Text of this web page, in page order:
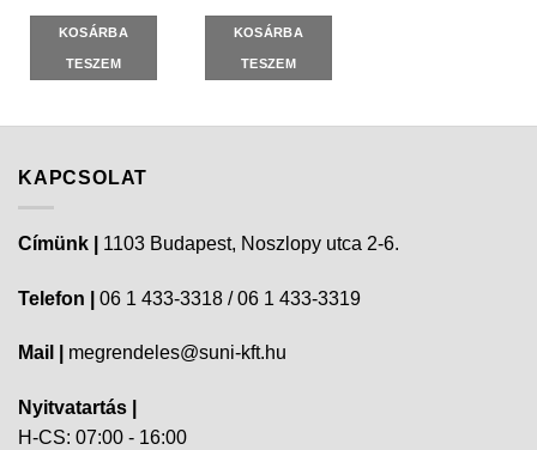
KOSÁRBA
TESZEM
KOSÁRBA
TESZEM
KAPCSOLAT
Címünk | 1103 Budapest, Noszlopy utca 2-6.
Telefon | 06 1 433-3318 / 06 1 433-3319
Mail | megrendeles@suni-kft.hu
Nyitvatartás |
H-CS: 07:00 - 16:00